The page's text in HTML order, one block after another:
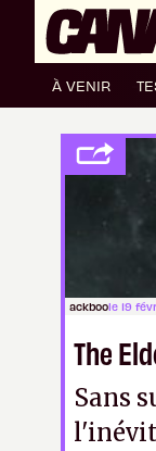
À VENIR
ackboole 19
The
Sans